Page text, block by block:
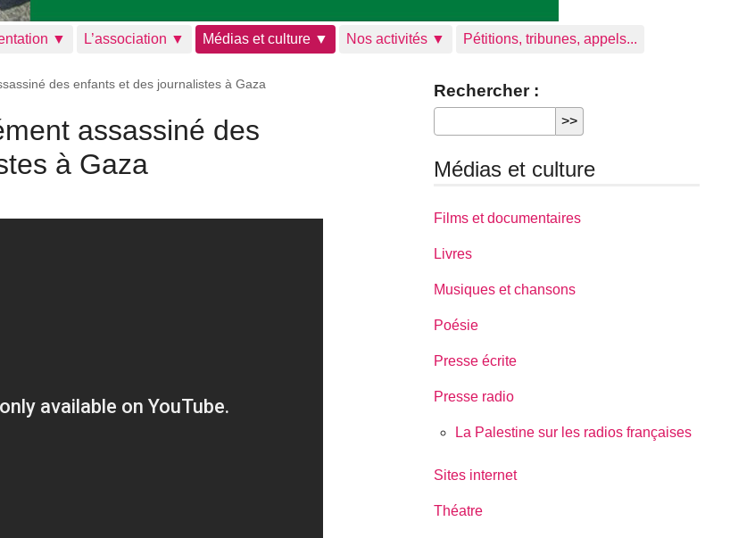
▼ L’association ▼ Médias et culture ▼ Nos activités ▼ Pétitions, tribunes, appels...
des enfants et des journalistes à Gaza
assassiné des
à Gaza
Rechercher :
Médias et culture
Films et documentaires
Livres
Musiques et chansons
Poésie
Presse écrite
Presse radio
La Palestine sur les radios françaises
Sites internet
Théatre